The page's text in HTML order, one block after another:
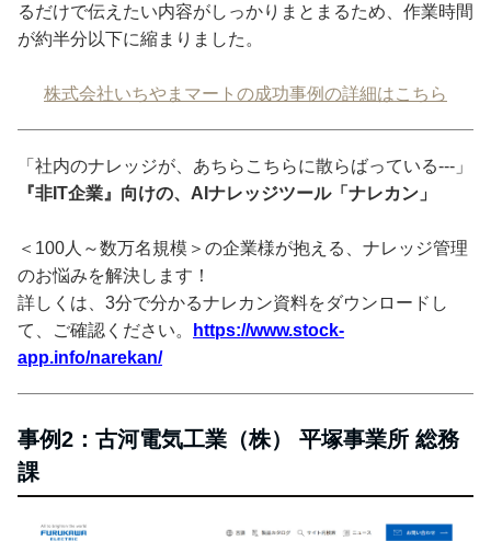
るだけで伝えたい内容がしっかりまとまるため、作業時間
が約半分以下に縮まりました。
株式会社いちやまマートの成功事例の詳細はこちら
「社内のナレッジが、あちらこちらに散らばっている---」
『非IT企業』向けの、AIナレッジツール「ナレカン」
＜100人～数万名規模＞の企業様が抱える、ナレッジ管理
のお悩みを解決します！
詳しくは、3分で分かるナレカン資料をダウンロードし
て、ご確認ください。
https://www.stock-
app.info/narekan/
事例2：古河電気工業（株） 平塚事業所 総務
課